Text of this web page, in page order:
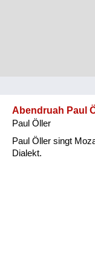
Abendruah Paul
Paul Öller
Paul Öller singt
Dialekt.